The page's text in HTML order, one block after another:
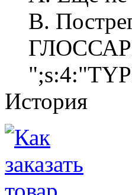
В.
История